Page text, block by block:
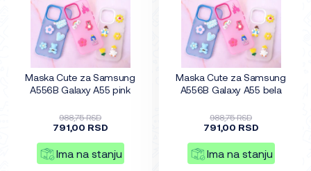
Maska Cute za Samsung
A556B Galaxy A55 pink
988,75 RSD
791,00 RSD
Ima na stanju
Maska Cute za Samsung
A556B Galaxy A55 bela
988,75 RSD
791,00 RSD
Ima na stanju